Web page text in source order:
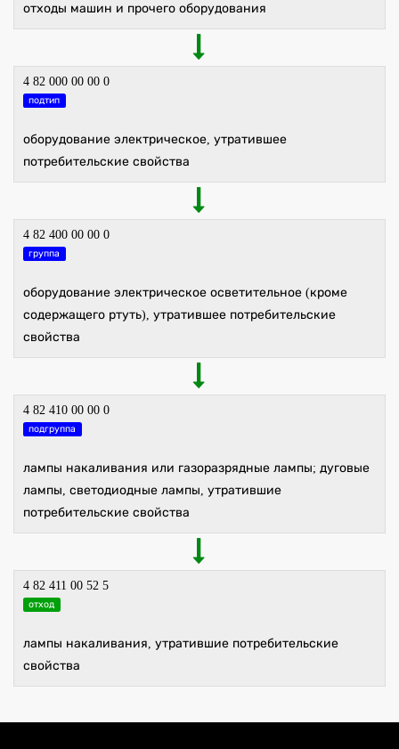
отходы машин и прочего оборудования
4 82 000 00 00 0
подтип
оборудование электрическое, утратившее
потребительские свойства
4 82 400 00 00 0
группа
оборудование электрическое осветительное (кроме
содержащего ртуть), утратившее потребительские
свойства
4 82 410 00 00 0
подгруппа
лампы накаливания или газоразрядные лампы; дуговые
лампы, светодиодные лампы, утратившие
потребительские свойства
4 82 411 00 52 5
отход
лампы накаливания, утратившие потребительские
свойства